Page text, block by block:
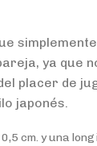
ya que
placer de
japonés.
cm. y una